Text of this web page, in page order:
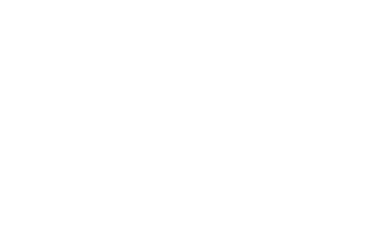
Wann und wo gibt es die
Ca. 1-3 Tage nach dem